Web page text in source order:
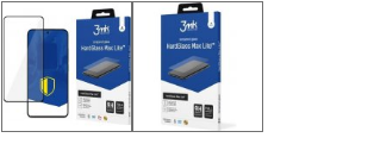
Lite™ je také ideální pro telefony hráčů.
temperování: 400°C Odolnost proti
definováno v ASTM D 3363) Tloušťka:
oleofobní povlak - lepidlo Inviscid-Sil™ -
pásky Dust-Fix™ Záruka: 24 měsíců